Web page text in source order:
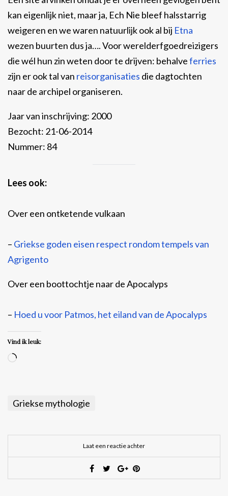
kan eigenlijk niet, maar ja, Ech Nie bleef halsstarrig
weigeren en we waren natuurlijk ook al bij Etna
wezen buurten dus ja…. Voor werelderfgoedreizigers
die wél hun zin weten door te drijven: behalveferries
zijn er ook tal van reisorganisaties die dagtochten
naar de archipel organiseren.
Jaar van inschrijving: 2000
Bezocht: 21-06-2014
Nummer: 84
Lees ook:
Over een ontketende vulkaan
– Griekse goden eisen respect rondom tempels van
Agrigento
Over een boottochtje naar de Apocalyps
– Hoed u voor Patmos, het eiland van de Apocalyps
Vind ik leuk:
Aan
Griekse mythologie
Laat een reactie achter